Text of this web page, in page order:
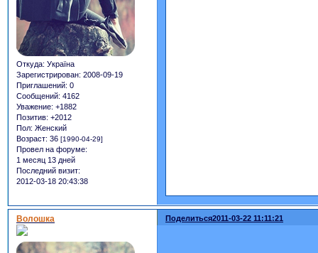
Откуда: Україна
Зарегистрирован: 2008-09-19
Приглашений: 0
Сообщений: 4162
Уважение: +1882
Позитив: +2012
Пол: Женский
Возраст: 36 [1990-04-29]
Провел на форуме:
1 месяц 13 дней
Последний визит:
2012-03-18 20:43:38
Поделиться2011-03-22 11:11:21
Волошка